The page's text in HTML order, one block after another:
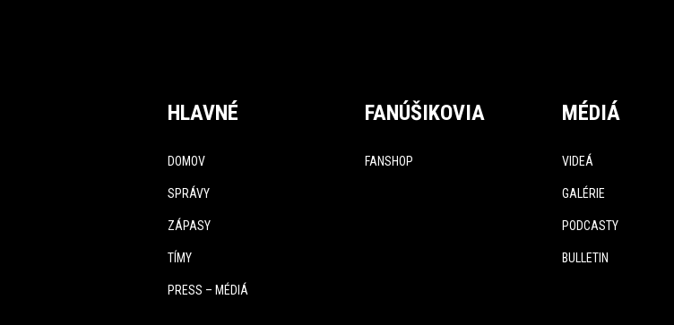
HLAVNÉ
DOMOV
SPRÁVY
ZÁPASY
TÍMY
PRESS – MÉDIÁ
FANÚŠIKOVIA
FANSHOP
MÉDIÁ
VIDEÁ
GALÉRIE
PODCASTY
BULLETIN